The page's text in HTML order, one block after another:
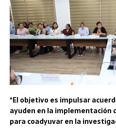
*El objetivo es impulsar
ayuden en la implementación
para coadyuvar en la